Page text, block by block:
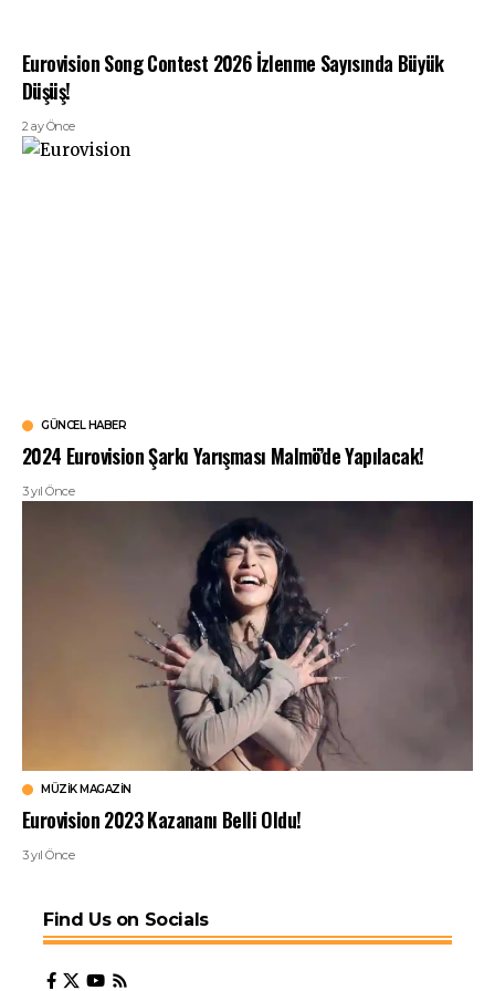
Eurovision Song Contest 2026 İzlenme Sayısında Büyük
Düşüş!
2 ay Önce
GÜNCEL HABER
2024 Eurovision Şarkı Yarışması Malmö’de Yapılacak!
3 yıl Önce
MÜZIK MAGAZIN
Eurovision 2023 Kazananı Belli Oldu!
3 yıl Önce
Find Us on Socials